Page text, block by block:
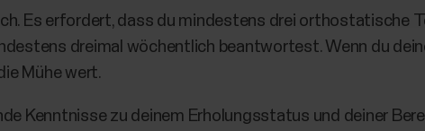
Es erfordert, dass du mindestens drei orthostatische
dreimal wöchentlich beantwortest. Wenn du
Mühe wert.
Kenntnisse zu deinem Erholungsstatus und deiner